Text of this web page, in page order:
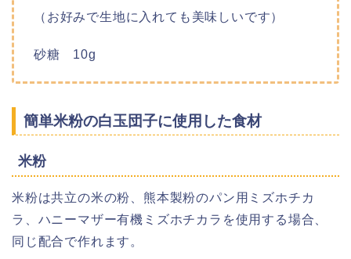
（お好みで生地に入れても美味しいです）
砂糖 10g
簡単米粉の白玉団子に使用した食材
米粉
米粉は共立の米の粉、熊本製粉のパン用ミズホチカ
ラ、ハニーマザー有機ミズホチカラを使用する場合、
同じ配合で作れます。